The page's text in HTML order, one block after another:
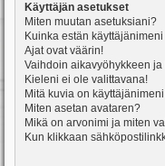
Käyttäjän asetukset
Miten muutan asetuksiani?
Kuinka estän
Ajat ovat väärin!
Vaihdoin aikavyöhykkeen
Kieleni ei ole valittavana!
Mitä kuvia on
Miten asetan avataren?
Mikä on arvonimi ja miten
Kun klikkaan